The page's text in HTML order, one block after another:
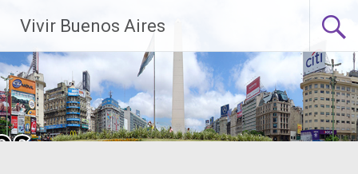
contenido
Vivir Buenos Aires